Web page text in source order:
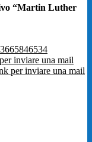
“Martin Luther
inviare una mail
per inviare una mail